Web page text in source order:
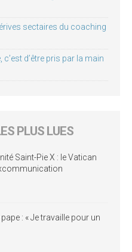
sectaires du coaching
c’est d’être pris par la main
PLUS LUES
Saint-Pie X : le Vatican
: « Je travaille pour un